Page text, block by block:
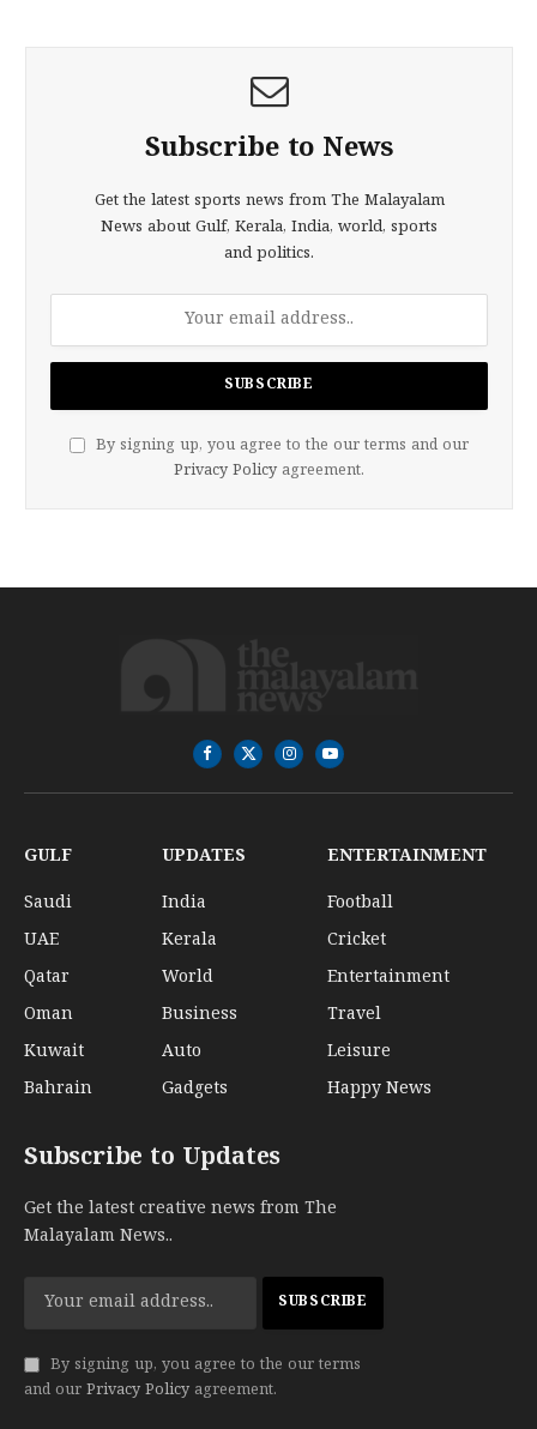
Subscribe to News
Get the latest sports news from The Malayalam
News about Gulf, Kerala, India, world, sports
and politics.
By signing up, you agree to the our terms and our
Privacy Policy agreement.
Facebook
X
(Twitter)
InstagramYouTube
GULF
Saudi
UAE
Qatar
Oman
Kuwait
Bahrain
UPDATES
India
Kerala
World
Business
Auto
Gadgets
ENTERTAINMENT
Football
Cricket
Entertainment
Travel
Leisure
Happy News
Subscribe to Updates
Get the latest creative news from The
Malayalam News..
By signing up, you agree to the our terms
and our Privacy Policy agreement.